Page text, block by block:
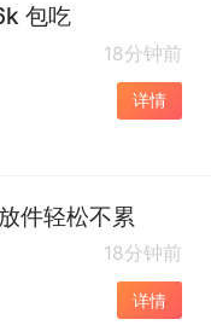
包吃
18分钟前
详情
件轻松不累
18分钟前
详情